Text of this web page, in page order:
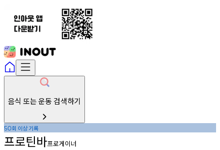
음식 또는 운동 검색하기
50회 이상기록
프로틴바프로게이너